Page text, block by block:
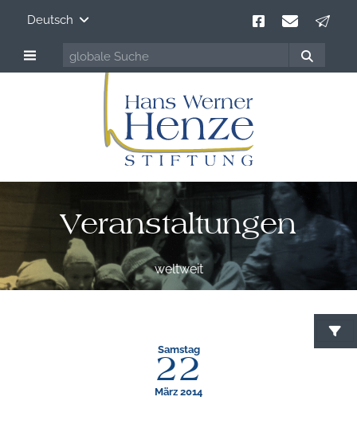
Deutsch
Veranstaltungen
weltweit
Samstag
22
März 2014